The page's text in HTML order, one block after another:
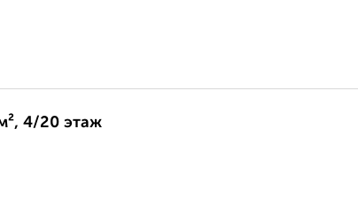
4/20 этаж